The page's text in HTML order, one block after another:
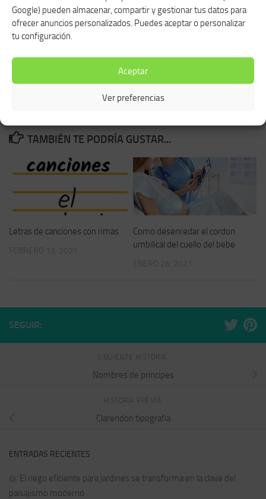
Google) pueden almacenar, compartir y gestionar tus datos para
ofrecer anuncios personalizados. Puedes aceptar o personalizar
tu configuración.
Aceptar
Ver preferencias
fines educativos. Cualquier preocupación o problema de salud
específico, ya sea tuyo o de tus hijos, requiere una consulta con tu
médico u otro profesional de la salud. Antes de utilizar este sitio, lea
los Términos y Condiciones. Al iniciar la sesión, el usuario acepta
someterse a estos términos y condiciones.
TAMBIÉN TE PODRÍA GUSTAR...
Letras de canciones con rimas
Como desenredar el cordon
umbilical del cuello del bebe
SEGUIR:
Nombres de principes
Clarendon tipografia
ENTRADAS RECIENTES
El riego eficiente para jardines se transforma en la clave del
paisajismo moderno